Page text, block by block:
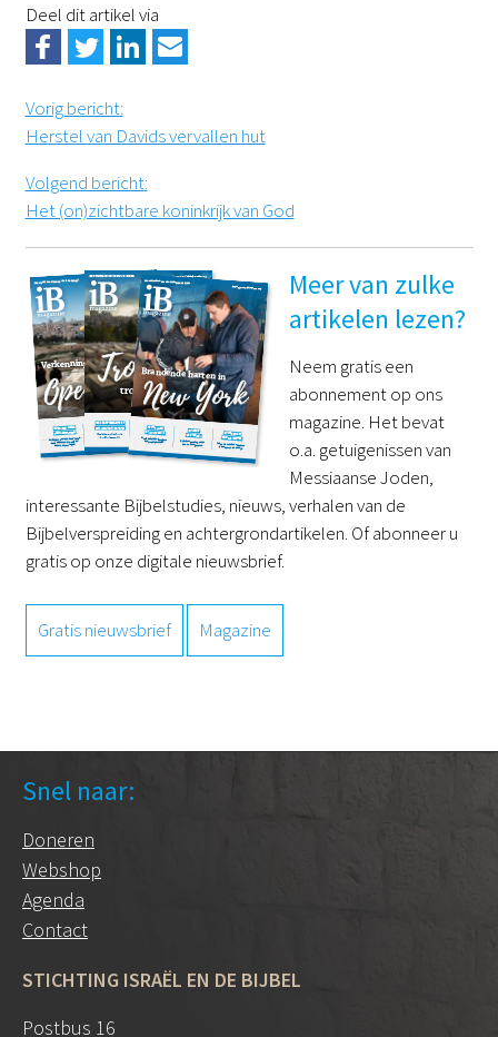
Deel dit artikel via
Vorig bericht:
Herstel van Davids vervallen hut
Volgend bericht:
Het (on)zichtbare koninkrijk van God
Meer van zulke
artikelen lezen?
Neem gratis een
abonnement op ons
magazine. Het bevat
o.a. getuigenissen van
Messiaanse Joden,
interessante Bijbelstudies, nieuws, verhalen van de
Bijbelverspreiding en achtergrondartikelen. Of abonneer u
gratis op onze digitale nieuwsbrief.
Gratis nieuwsbrief Magazine
Snel naar:
Doneren
Webshop
Agenda
Contact
STICHTING ISRAËL EN DE BIJBEL
Postbus 16